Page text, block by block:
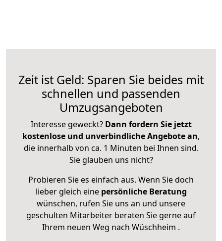
Zeit ist Geld: Sparen Sie beides mit
schnellen und passenden
Umzugsangeboten
Interesse geweckt? Dann fordern Sie jetzt
kostenlose und unverbindliche Angebote an,
die innerhalb von ca. 1 Minuten bei Ihnen sind.
Sie glauben uns nicht?
Probieren Sie es einfach aus. Wenn Sie doch
lieber gleich eine persönliche Beratung
wünschen, rufen Sie uns an und unsere
geschulten Mitarbeiter beraten Sie gerne auf
Ihrem neuen Weg nach Wüschheim .